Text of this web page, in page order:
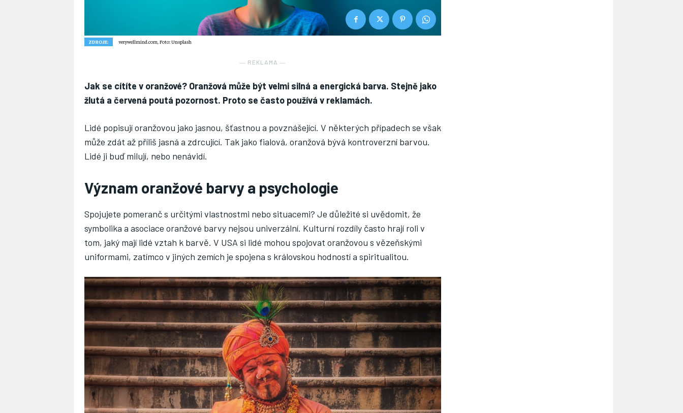
ZDROJE: verywellmind.com, Foto: Unsplash
― REKLAMA ―
Jak se cítíte v oranžové? Oranžová může být velmi silná a energická barva. Stejně jako
žlutá a červená poutá pozornost. Proto se často používá v reklamách.
Lidé popisují oranžovou jako jasnou, šťastnou a povznášející. V některých případech se však
může zdát až příliš jasná a zdrcující. Tak jako fialová, oranžová bývá kontroverzní barvou.
Lidé ji buď milují, nebo nenávidí.
Význam oranžové barvy a psychologie
Spojujete pomeranč s určitými vlastnostmi nebo situacemi? Je důležité si uvědomit, že
symbolika a asociace oranžové barvy nejsou univerzální. Kulturní rozdíly často hrají roli v
tom, jaký mají lidé vztah k barvě. V USA si lidé mohou spojovat oranžovou s vězeňskými
uniformami, zatímco v jiných zemích je spojena s královskou hodností a spiritualitou.